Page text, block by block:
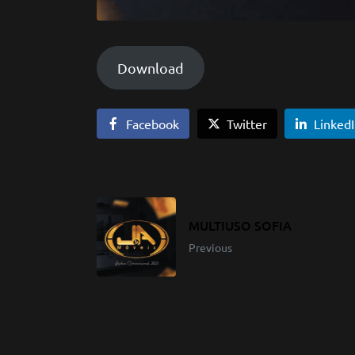
Download
Facebook Twitter
MULTIUSO SOFIA
Previous